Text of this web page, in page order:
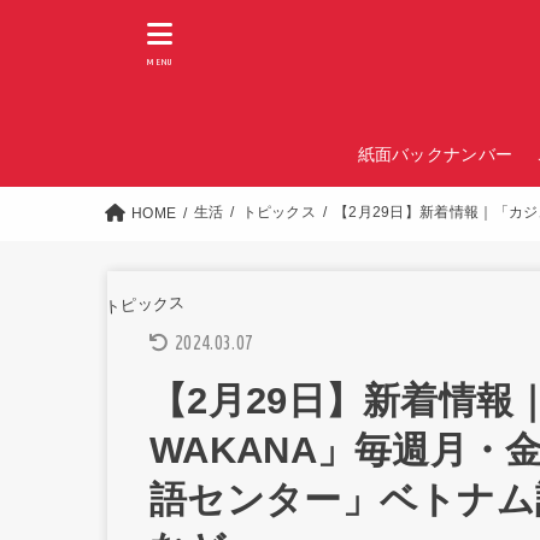
紙面バックナンバー
MENU
HOME 生活 トピックス 【2月29日】新着情報｜「カ
トピックス
2024.03.07
【2月29日】新着情
WAKANA」毎週月・
語センター」ベトナ